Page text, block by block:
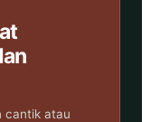
cantik atau